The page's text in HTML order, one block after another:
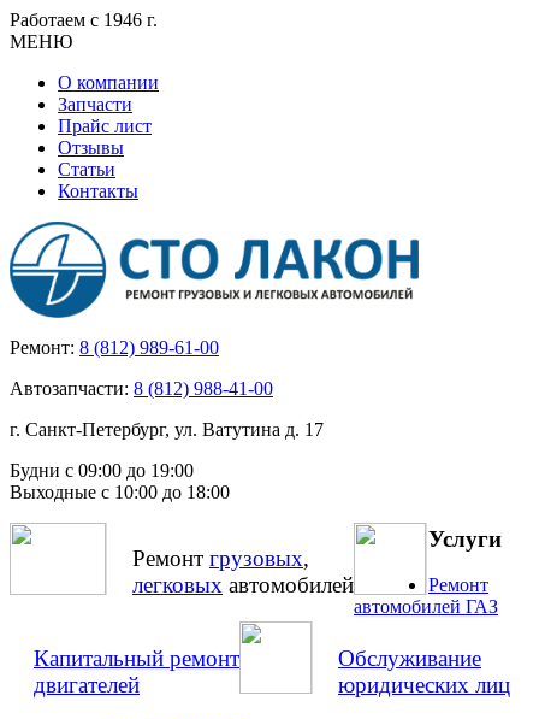
Работаем с 1946 г.
МЕНЮ
О компании
Запчасти
Прайс лист
Отзывы
Статьи
Контакты
Ремонт: 8 (812) 989-61-00
Автозапчасти: 8 (812) 988-41-00
г. Санкт-Петербург, ул. Ватутина д. 17
Будни с 09:00 до 19:00
Выходные с 10:00 до 18:00
Ремонт грузовых,
легковых автомобилей
Капитальный ремонт
двигателей
Обслуживание
юридических лиц
Услуги
Ремонт
автомобилей ГАЗ